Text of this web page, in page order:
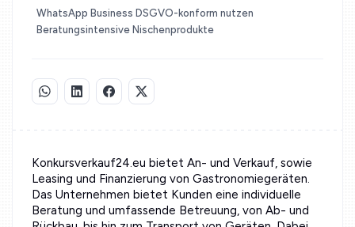
WhatsApp Business DSGVO-konform nutzen
Beratungsintensive Nischenprodukte
Konkursverkauf24.eu bietet An- und Verkauf, sowie
Leasing und Finanzierung von Gastronomiegeräten.
Das Unternehmen bietet Kunden eine individuelle
Beratung und umfassende Betreuung, von Ab- und